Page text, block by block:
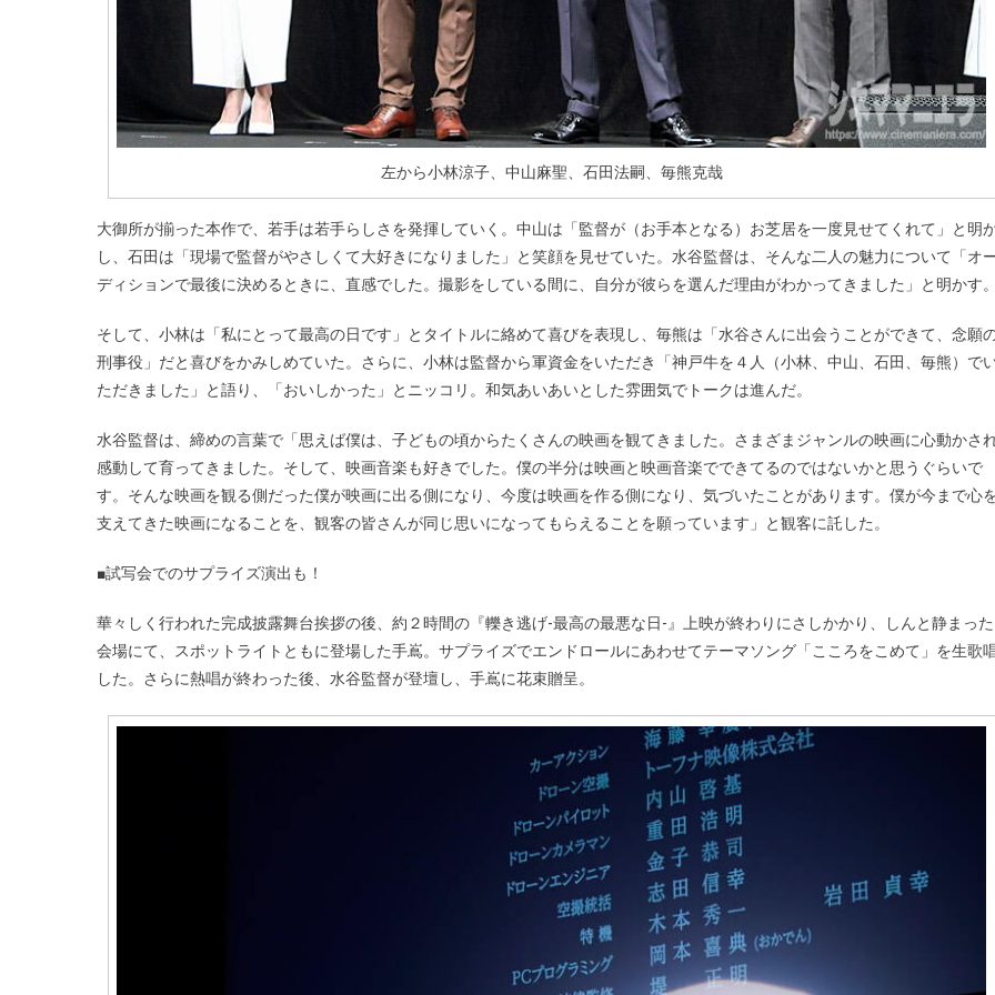
左から小林涼子、中山麻聖、石田法嗣、毎熊克哉
大御所が揃った本作で、若手は若手らしさを発揮していく。中山は「監督が（お手本となる）お芝居を一度見せてくれて」と明
し、石田は「現場で監督がやさしくて大好きになりました」と笑顔を見せていた。水谷監督は、そんな二人の魅力について「オ
ディションで最後に決めるときに、直感でした。撮影をしている間に、自分が彼らを選んだ理由がわかってきました」と明かす。
そして、小林は「私にとって最高の日です」とタイトルに絡めて喜びを表現し、毎熊は「水谷さんに出会うことができて、念願
刑事役」だと喜びをかみしめていた。さらに、小林は監督から軍資金をいただき「神戸牛を４人（小林、中山、石田、毎熊）で
ただきました」と語り、「おいしかった」とニッコリ。和気あいあいとした雰囲気でトークは進んだ。
水谷監督は、締めの言葉で「思えば僕は、子どもの頃からたくさんの映画を観てきました。さまざまジャンルの映画に心動かさ
感動して育ってきました。そして、映画音楽も好きでした。僕の半分は映画と映画音楽でできてるのではないかと思うぐらいで
す。そんな映画を観る側だった僕が映画に出る側になり、今度は映画を作る側になり、気づいたことがあります。僕が今まで心
支えてきた映画になることを、観客の皆さんが同じ思いになってもらえることを願っています」と観客に託した。
■試写会でのサプライズ演出も！
華々しく行われた完成披露舞台挨拶の後、約２時間の『轢き逃げ-最高の最悪な日-』上映が終わりにさしかかり、しんと静まった
会場にて、スポットライトともに登場した手嶌。サプライズでエンドロールにあわせてテーマソング「こころをこめて」を生歌
した。さらに熱唱が終わった後、水谷監督が登壇し、手嶌に花束贈呈。